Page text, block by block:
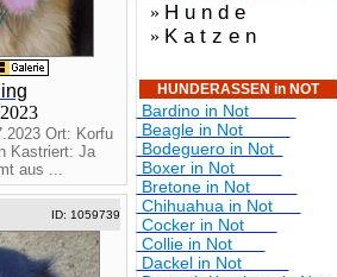
Ort: Korfu
Kastriert: Ja
aus ...
ID: 1059739
» H u n d e
» K a t z e n
HUNDERASSEN in NOT
Bardino in Not
Beagle in Not
Bodeguero in Not
Boxer in Not
Bretone in Not
Chihuahua in Not
Cocker in Not
Collie in Not
Dackel in Not